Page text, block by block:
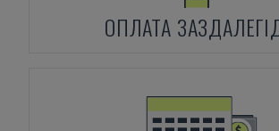
ОПЛАТА